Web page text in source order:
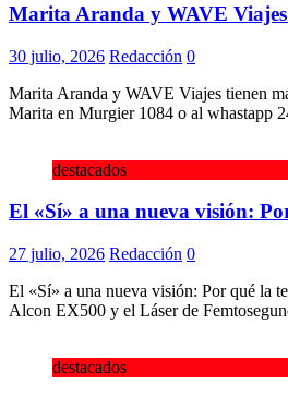
Marita Aranda y WAVE Viajes
30 julio, 2026 Redacción 0
Marita Aranda y WAVE Viajes tienen
Marita en Murgier 1084 o al whastapp
destacados
El «Sí» a una nueva visión:
27 julio, 2026 Redacción 0
El «Sí» a una nueva visión: Por qué la
Alcon EX500 y el Láser de
destacados